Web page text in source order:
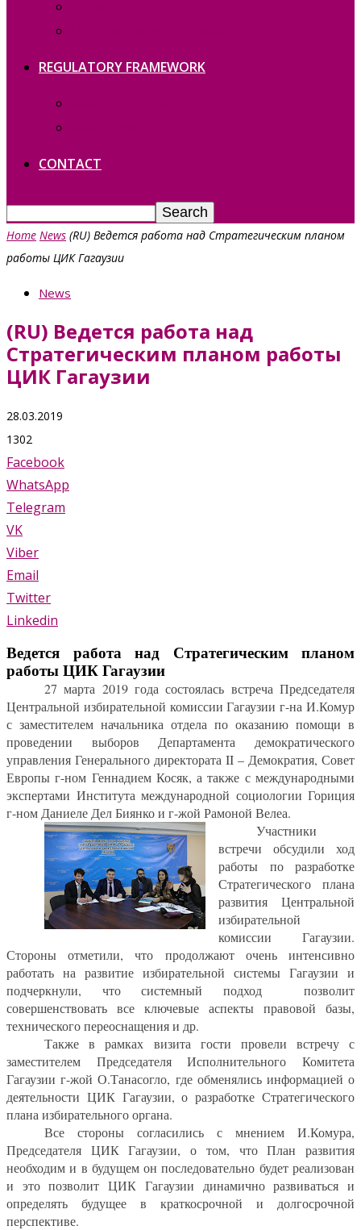
REGULATORY FRAMEWORK
CONTACT
Home News (RU) Ведется работа над Стратегическим планом
работы ЦИК Гагаузии
News
(RU) Ведется работа над
Стратегическим планом работы
ЦИК Гагаузии
28.03.2019
1302
Facebook
WhatsApp
Telegram
VK
Viber
Email
Twitter
Linkedin
Ведется работа над Стратегическим планом
работы ЦИК Гагаузии
27 марта 2019 года состоялась встреча Председателя
Центральной избирательной комиссии Гагаузии г-на И.Комур
с заместителем начальника отдела по оказанию помощи в
проведении выборов Департамента демократического
управления Генерального директората II – Демократия, Совет
Европы г-ном Геннадием Косяк, а также с международными
экспертами Института международной социологии Гориция
г-ном Даниеле Дел Биянко и г-жой Рамоной Велеа.
Участники
встречи обсудили ход
работы по разработке
Стратегического плана
развития Центральной
избирательной
комиссии Гагаузии.
Стороны отметили, что продолжают очень интенсивно
работать на развитие избирательной системы Гагаузии и
подчеркнули, что системный подход
позволит
совершенствовать все ключевые аспекты правовой базы,
технического переоснащения и др.
Также в рамках визита гости провели встречу с
заместителем Председателя Исполнительного Комитета
Гагаузии г-жой О.Танасогло, где обменялись информацией о
деятельности ЦИК Гагаузии, о разработке Стратегического
плана избирательного органа.
Все стороны согласились с мнением И.Комура,
Председателя ЦИК Гагаузии, о том, что План развития
необходим и в будущем он последовательно будет реализован
и это позволит ЦИК Гагаузии динамично развиваться и
определять будущее в краткосрочной и долгосрочной
перспективе.